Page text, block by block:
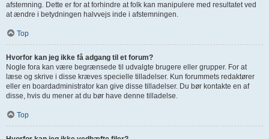
afstemning. Dette er for at forhindre at folk kan manipulere med resultatet ved
at ændre i betydningen halvvejs inde i afstemningen.
Top
Hvorfor kan jeg ikke få adgang til et forum?
Nogle fora kan være begrænsede til udvalgte brugere eller grupper. For at
læse og skrive i disse kræves specielle tilladelser. Kun forummets redaktører
eller en boardadministrator kan give disse tilladelser. Du bør kontakte en af
disse, hvis du mener at du bør have denne tilladelse.
Top